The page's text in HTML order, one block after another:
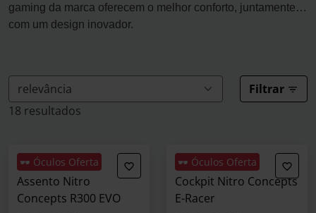
gaming da marca oferecem o melhor conforto, juntamente
com um design inovador.
Filtrar
18 resultados
🕶️ Óculos Oferta
Assento Nitro
Concepts R300 EVO
🕶️ Óculos Oferta
Cockpit Nitro Concepts
E-Racer